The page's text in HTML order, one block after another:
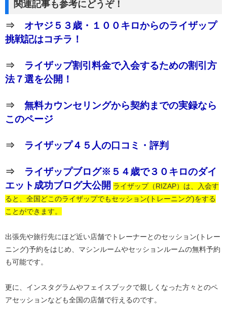
関連記事も参考にどうぞ！
⇒ オヤジ５３歳・１００キロからのライザップ
挑戦記はコチラ！
⇒ ライザップ割引料金で入会するための割引方
法７選を公開！
⇒ 無料カウンセリングから契約までの実録なら
このページ
⇒ ライザップ４５人の口コミ・評判
⇒ ライザップブログ※５４歳で３０キロのダイ
エット成功ブログ大公開 ライザップ（RIZAP）は、入会す
ると、全国どこのライザップでもセッション(トレーニング)をする
ことができます。
出張先や旅行先にほど近い店舗でトレーナーとのセッション(トレー
ニング)予約をはじめ、マシンルームやセッションルームの無料予約
も可能です。
更に、インスタグラムやフェイスブックで親しくなった方々とのペ
アセッションなども全国の店舗で行えるのです。